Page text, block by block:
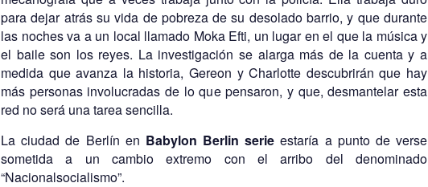
para dejar atrás su vida de pobreza de su desolado barrio, y que durante
las noches va a un local llamado Moka Efti, un lugar en el que la música y
el baile son los reyes. La investigación se alarga más de la cuenta y a
medida que avanza la historia, Gereon y Charlotte descubrirán que hay
más personas involucradas de lo que pensaron, y que, desmantelar esta
red no será una tarea sencilla.
La ciudad de Berlín en Babylon Berlin serieestaría a punto de verse
sometida a un cambio extremo con el arribo del denominado
“Nacionalsocialismo”.